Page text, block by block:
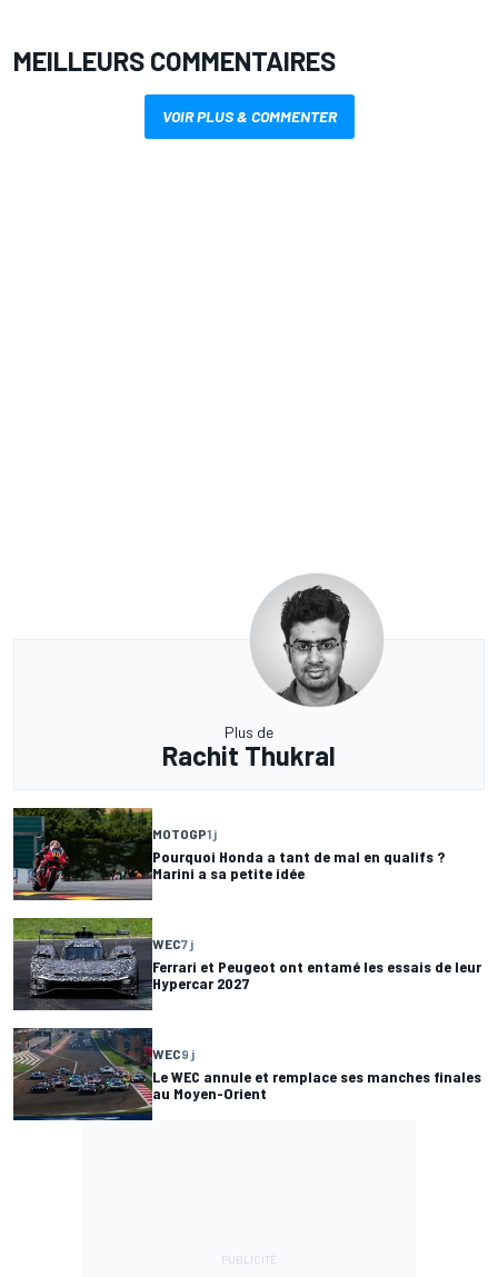
MEILLEURS COMMENTAIRES
VOIR PLUS & COMMENTER
Plus de
Rachit Thukral
MOTOGP1 j
Pourquoi Honda a tant de mal en qualifs ?
Marini a sa petite idée
WEC7 j
Ferrari et Peugeot ont entamé les essais de leur
Hypercar 2027
WEC9 j
Le WEC annule et remplace ses manches finales
au Moyen-Orient